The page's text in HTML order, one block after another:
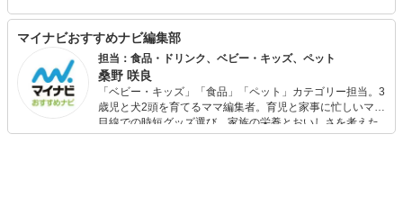
て、全国各地に出向いて活動しています。おもちゃだけで
なく、わらべうたあそびや手作りおもちゃなど、さまざま
なあそびのコンテンツを展開中。 ヨガインストラクターと
して、健やかなからだづくりや、親と子のふれあい、抱っ
ことおんぶ、からだ遊びなどの講座も開催。 赤ちゃんから
高齢者までを対象にして、「たのしい」「ここち良い」
「だいすき」をテーマに活動しています。 おもちゃコンサ
ルタントマスター、ベビーヨガインストラクター、マタニ
マイナビおすすめナビ編集部
担当：食品・ドリンク、ベビー・キッズ、ペット
桑野 咲良
「ベビー・キッズ」「食品」「ペット」カテゴリー担当。3
歳児と犬2頭を育てるママ編集者。育児と家事に忙しいママ
目線での時短グッズ選び、家族の栄養とおいしさを考えた
食品選び、束の間のリラックスタイムを楽しむためのスイ